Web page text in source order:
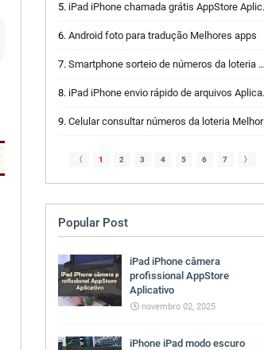
iPad iPhone chamada grátis AppStore Aplicativo
Android foto para tradução Melhores apps
Smartphone sorteio de números da loteria Melhores apps
iPad iPhone envio rápido de arquivos Aplicativos AppStore
Celular consultar números da loteria Melhores apps
〈 1 2 3 4 5 6 7 〉
Popular Post
iPad iPhone câmera
profissional AppStore
Aplicativo
novembro 02, 2025
iPhone iPad modo escuro